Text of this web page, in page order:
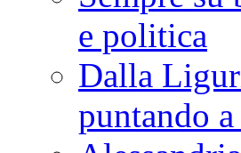
e politica
Dalla
puntando